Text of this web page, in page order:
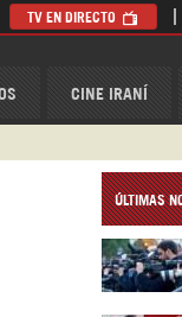
CINE IRANÍ
TV EN DIRECTO
ÚLTIMAS